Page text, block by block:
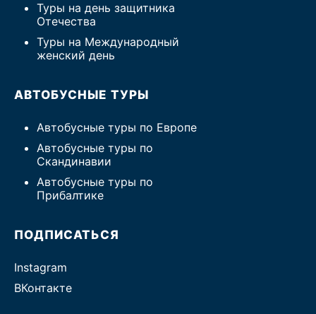
Туры на день защитника
Отечества
Туры на Международный
женский день
АВТОБУСНЫЕ ТУРЫ
Автобусные туры по Европе
Автобусные туры по
Скандинавии
Автобусные туры по
Прибалтике
ПОДПИСАТЬСЯ
Instagram
ВКонтакте